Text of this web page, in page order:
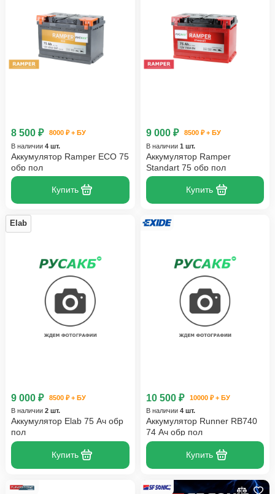
8 500 ₽
8000 ₽ + БУ
В наличии 4 шт.
Аккумулятор Ramper ECO 75
обр пол
Купить
9 000 ₽
8500 ₽ + БУ
В наличии 1 шт.
Аккумулятор Ramper
Standart 75 обр пол
Купить
Elab
9 000 ₽
8500 ₽ + БУ
В наличии 2 шт.
Аккумулятор Elab 75 Ач обр
пол
Купить
10 500 ₽
10000 ₽ + БУ
В наличии 4 шт.
Аккумулятор Runner RB740
74 Ач обр пол
Купить